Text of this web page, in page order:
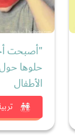
"أصبحت
حلوها
الأطفال